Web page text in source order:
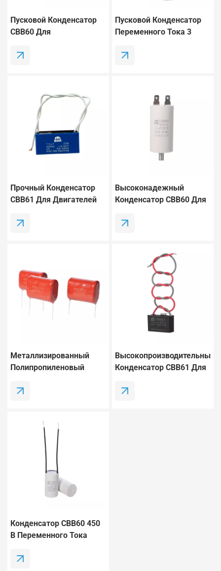
Пусковой Конденсатор
CBB60 Для
МкФ ±5%, 250 В
Пусковой Конденсатор
Переменного Тока 3
Переменного Тока 50/60
Прочный Конденсатор
CBB61 Для Двигателей
Высоконадежный
Конденсатор CBB60 Для
Металлизированный
Полипропиленовый
CBB21
Высокопроизводительный
Конденсатор CBB61 Для
Конденсатор CBB60 450
В Переменного Тока
Потолочного